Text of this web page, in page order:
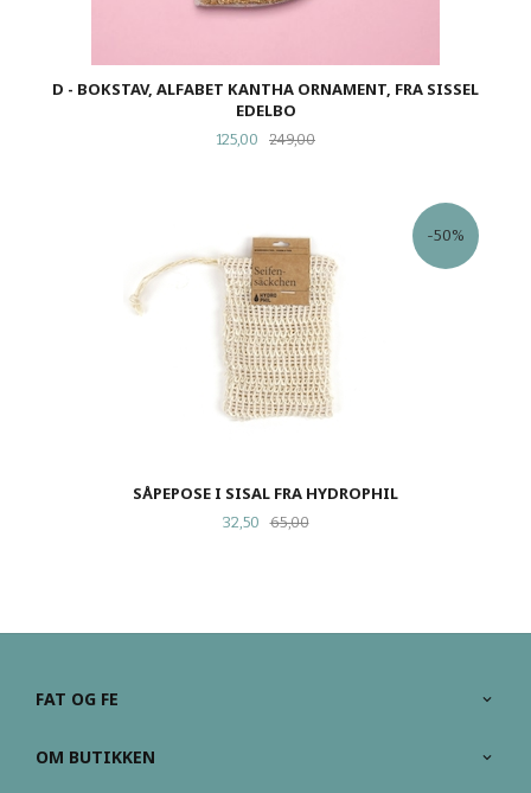
D - BOKSTAV, ALFABET KANTHA ORNAMENT, FRA SISSEL
EDELBO
Tilbud
125,00 249,00Rabatt
SÅPEPOSE I SISAL FRA HYDROPHIL
Tilbud
32,50 65,00Rabatt
-50%
FAT OG FE
OM BUTIKKEN